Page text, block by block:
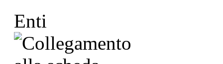
Enti